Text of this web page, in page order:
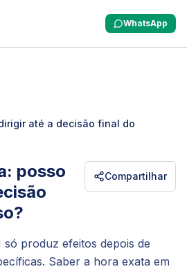
WhatsApp
até a decisão final do
posso
Compartilhar
só produz efeitos depois de
Saber a hora exata em